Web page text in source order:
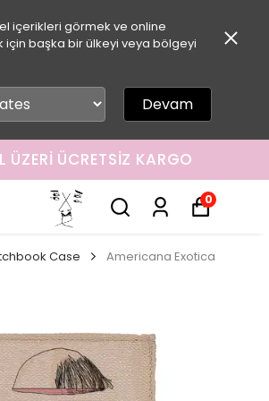
içerikleri görmek ve online
için başka bir ülkeyi veya bölgeyi
Devam
ÜZERI ÜCRETSIZ KARGO
0
Case Americana Exotica